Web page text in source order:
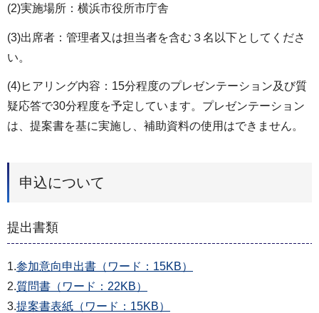
(2)実施場所：横浜市役所市庁舎
(3)出席者：管理者又は担当者を含む３名以下としてくださ
い。
(4)ヒアリング内容：15分程度のプレゼンテーション及び質
疑応答で30分程度を予定しています。プレゼンテーション
は、提案書を基に実施し、補助資料の使用はできません。
申込について
提出書類
1.参加意向申出書（ワード：15KB）
2.質問書（ワード：22KB）
3.提案書表紙（ワード：15KB）